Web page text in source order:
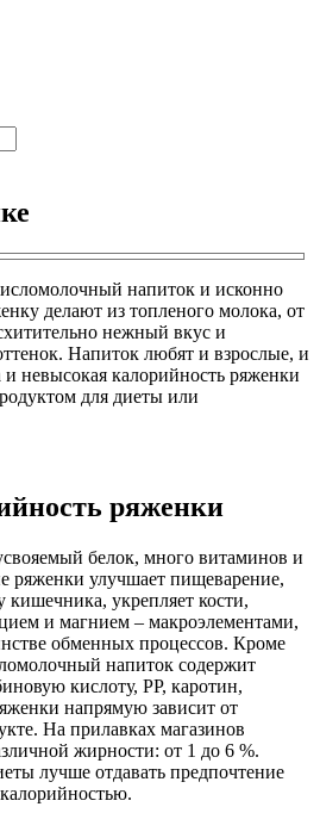
напиток и исконно
делают из топленого молока, от
нежный вкус и
Напиток любят и взрослые, и
невысокая калорийность ряженки
для диеты или
ряженки
белок, много витаминов и
ряженки улучшает пищеварение,
укрепляет кости,
и магнием – макроэлементами,
обменных процессов. Кроме
напиток содержит
кислоту, PP, каротин,
напрямую зависит от
На прилавках магазинов
жирности: от 1 до 6 %.
лучше отдавать предпочтение